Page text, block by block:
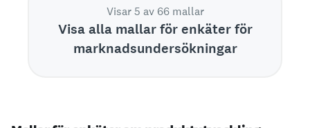
Visar 5 av 66 mallar
Visa alla mallar för enkäter för
marknadsundersökningar